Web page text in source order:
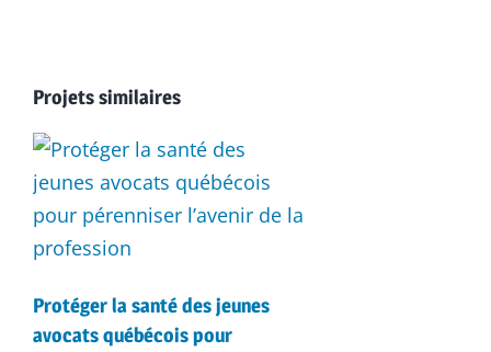
Projets similaires
Protéger la santé des jeunes
avocats québécois pour